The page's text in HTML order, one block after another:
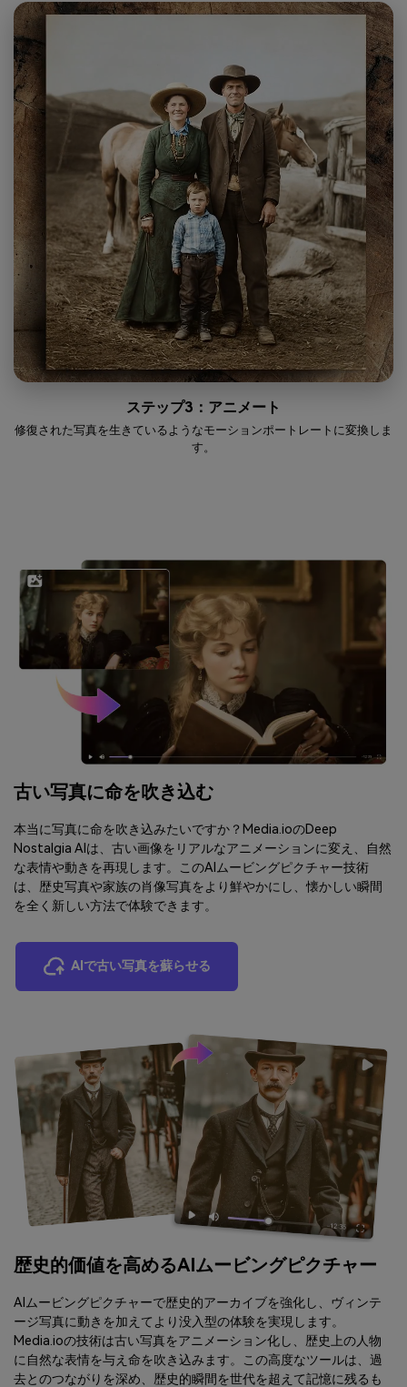
ステップ3：アニメート
修復された写真を生きているようなモーションポートレートに変換しま
す。
古い写真に命を吹き込む
本当に写真に命を吹き込みたいですか？Media.ioのDeep
Nostalgia AIは、古い画像をリアルなアニメーションに変え、自然
な表情や動きを再現します。このAIムービングピクチャー技術
は、歴史写真や家族の肖像写真をより鮮やかにし、懐かしい瞬間
を全く新しい方法で体験できます。
AIで古い写真を蘇らせる
歴史的価値を高めるAIムービングピクチャー
AIムービングピクチャーで歴史的アーカイブを強化し、ヴィンテ
ージ写真に動きを加えてより没入型の体験を実現します。
Media.ioの技術は古い写真をアニメーション化し、歴史上の人物
に自然な表情を与え命を吹き込みます。この高度なツールは、過
去とのつながりを深め、歴史的瞬間を世代を超えて記憶に残るも